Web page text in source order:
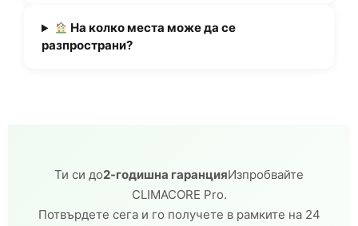
На колко места може да се
разпространи?
Ти си до2-годишна гаранцияИзпробвайте
CLIMACORE Pro.
Потвърдете сега и го получете в рамките на 24